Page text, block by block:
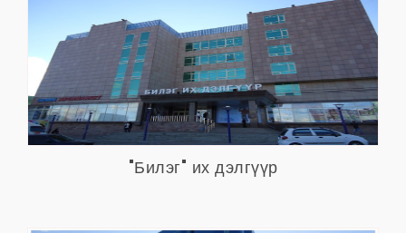
"Билэг" их дэлгүүр